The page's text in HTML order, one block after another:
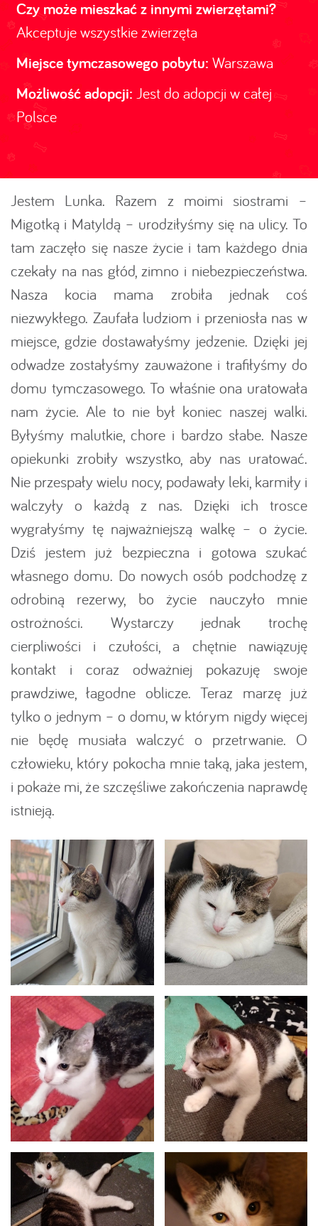
Czy może mieszkać z innymi zwierzętami?
Akceptuje wszystkie zwierzęta
Miejsce tymczasowego pobytu: Warszawa
Możliwość adopcji: Jest do adopcji w całej
Polsce
Jestem Lunka. Razem z moimi siostrami –
Migotką i Matyldą – urodziłyśmy się na ulicy. To
tam zaczęło się nasze życie i tam każdego dnia
czekały na nas głód, zimno i niebezpieczeństwa.
Nasza kocia mama zrobiła jednak coś
niezwykłego. Zaufała ludziom i przeniosła nas w
miejsce, gdzie dostawałyśmy jedzenie. Dzięki jej
odwadze zostałyśmy zauważone i trafiłyśmy do
domu tymczasowego. To właśnie ona uratowała
nam życie. Ale to nie był koniec naszej walki.
Byłyśmy malutkie, chore i bardzo słabe. Nasze
opiekunki zrobiły wszystko, aby nas uratować.
Nie przespały wielu nocy, podawały leki, karmiły i
walczyły o każdą z nas. Dzięki ich trosce
wygrałyśmy tę najważniejszą walkę – o życie.
Dziś jestem już bezpieczna i gotowa szukać
własnego domu. Do nowych osób podchodzę z
odrobiną rezerwy, bo życie nauczyło mnie
ostrożności. Wystarczy jednak trochę
cierpliwości i czułości, a chętnie nawiązuję
kontakt i coraz odważniej pokazuję swoje
prawdziwe, łagodne oblicze. Teraz marzę już
tylko o jednym – o domu, w którym nigdy więcej
nie będę musiała walczyć o przetrwanie. O
człowieku, który pokocha mnie taką, jaka jestem,
i pokaże mi, że szczęśliwe zakończenia naprawdę
istnieją.